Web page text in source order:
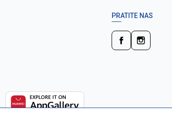
PRATITE NAS